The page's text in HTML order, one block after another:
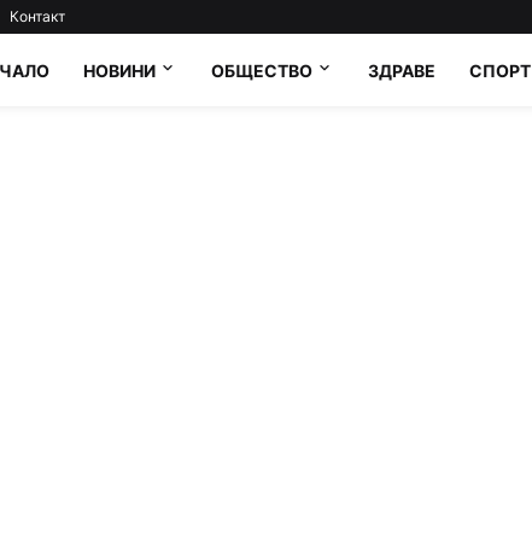
Контакт
НОВИНИ ОБЩЕСТВО ЗДРАВЕ СПОРТ